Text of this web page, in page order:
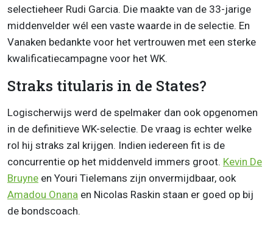
selectieheer Rudi Garcia. Die maakte van de 33-jarige
middenvelder wél een vaste waarde in de selectie. En
Vanaken bedankte voor het vertrouwen met een sterke
kwalificatiecampagne voor het WK.
Straks titularis in de States?
Logischerwijs werd de spelmaker dan ook opgenomen
in de definitieve WK-selectie. De vraag is echter welke
rol hij straks zal krijgen. Indien iedereen fit is de
concurrentie op het middenveld immers groot. Kevin De
Bruyne en Youri Tielemans zijn onvermijdbaar, ook
Amadou Onana en Nicolas Raskin staan er goed op bij
de bondscoach.